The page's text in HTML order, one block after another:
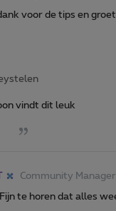
voor de tips en
vindt dit leuk
Community Manager
Fijn te horen dat alles